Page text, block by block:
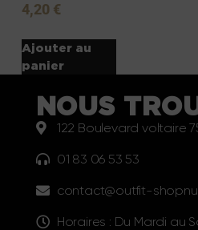
4,20 €
Ajouter au
panier
NOUS
122 Boulevard voltaire
01 83 06 53 53
contact@outfit-
Horaires : Du Mardi au